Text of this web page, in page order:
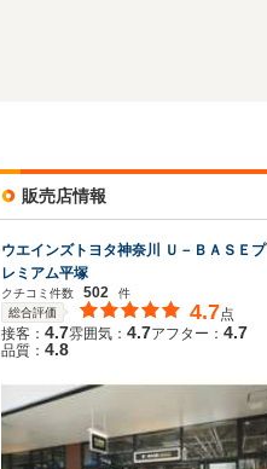
販売店情報
ウエインズトヨタ神奈川 Ｕ－ＢＡＳＥプ
レミアム平塚
クチコミ件数 502
件
総合評価
4.7点
接客： 4.7雰囲気： 4.7アフター： 4.7
品質： 4.8